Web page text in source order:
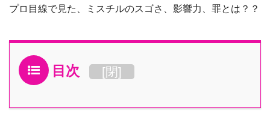
プロ目線で見た、ミスチルのスゴさ、影響力、罪とは？？
目次 [閉]